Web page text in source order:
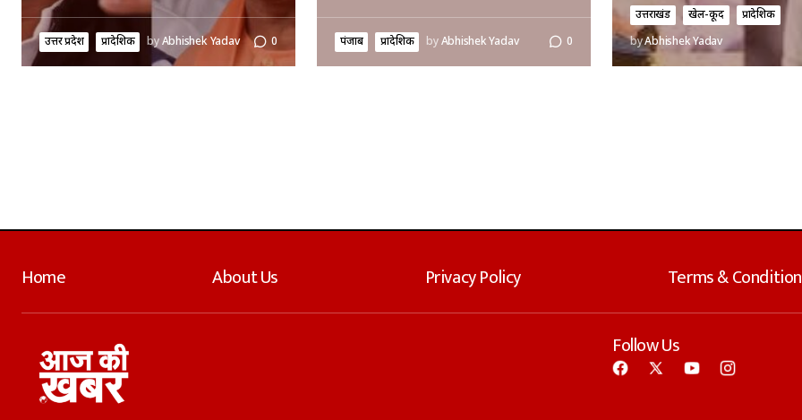
उत्तर प्रदेश प्रादेशिक byAbhishek Yadav 0 पंजाब प्रादेशिक byAbhishek Yadav 0
उत्तराखंड खेल-कूद
प्रादेशिक
byAbhishek Yadav
Home About Us Privacy Policy Terms &
Follow Us